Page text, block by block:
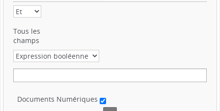
Tous les
champs
Documents Numériques